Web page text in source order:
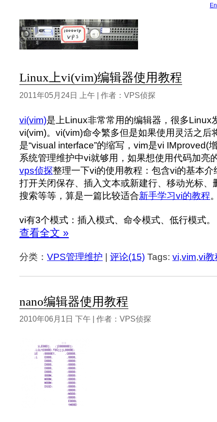
Linux上vi(vim)编辑器使用教程
2011年05月24日 上午 | 作者：VPS侦探
vi(vim)是上Linux非常常用的编辑器，很多Linux
vi(vim)。vi(vim)命令繁多但是如果使用灵活之后
是“visual interface”的缩写，vim是vi IMproved(
系统管理维护中vi就够用，如果想使用代码加亮
vps侦探整理一下vi的使用教程：包含vi的基本
打开关闭保存、插入文本或新建行、移动光标、
搜索等等，算是一篇比较适合新手学习vi的教程
vi有3个模式：插入模式、命令模式、低行模式。
查看全文 »
分类： VPS管理维护 | 评论(15) Tags: vi,vim,vi教
nano编辑器使用教程
2010年06月1日 下午 | 作者：VPS侦探